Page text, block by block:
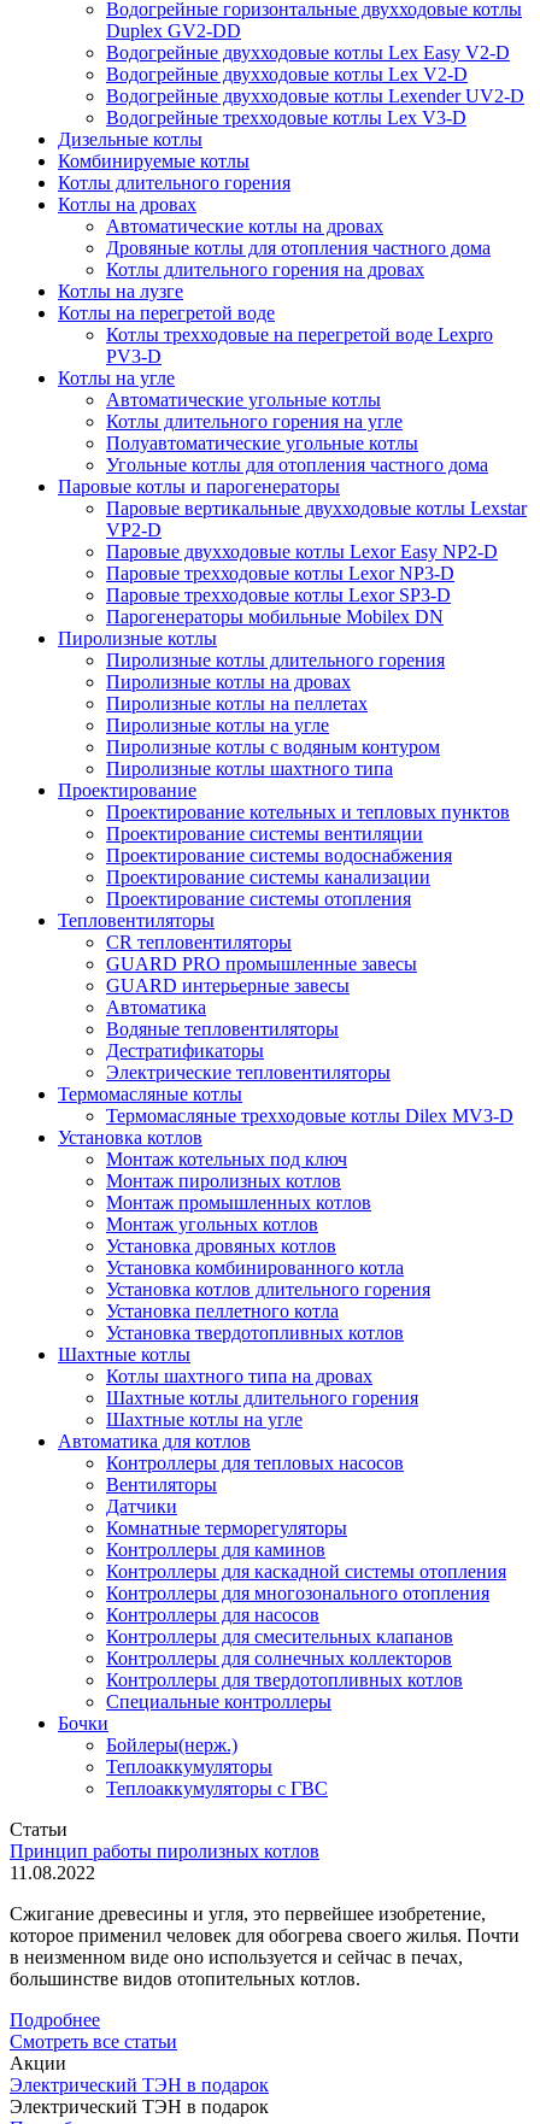
Водогрейные горизонтальные двухходовые котлы
Duplex GV2-DD
Водогрейные двухходовые котлы Lex Easy V2-D
Водогрейные двухходовые котлы Lex V2-D
Водогрейные двухходовые котлы Lexender UV2-D
Водогрейные трехходовые котлы Lex V3-D
Дизельные котлы
Комбинируемые котлы
Котлы длительного горения
Котлы на дровах
Автоматические котлы на дровах
Дровяные котлы для отопления частного дома
Котлы длительного горения на дровах
Котлы на лузге
Котлы на перегретой воде
Котлы трехходовые на перегретой воде Lexpro
PV3-D
Котлы на угле
Автоматические угольные котлы
Котлы длительного горения на угле
Полуавтоматические угольные котлы
Угольные котлы для отопления частного дома
Паровые котлы и парогенераторы
Паровые вертикальные двухходовые котлы Lexstar
VP2-D
Паровые двухходовые котлы Lexor Easy NP2-D
Паровые трехходовые котлы Lexor NP3-D
Паровые трехходовые котлы Lexor SP3-D
Парогенераторы мобильные Mobilex DN
Пиролизные котлы
Пиролизные котлы длительного горения
Пиролизные котлы на дровах
Пиролизные котлы на пеллетах
Пиролизные котлы на угле
Пиролизные котлы с водяным контуром
Пиролизные котлы шахтного типа
Проектирование
Проектирование котельных и тепловых пунктов
Проектирование системы вентиляции
Проектирование системы водоснабжения
Проектирование системы канализации
Проектирование системы отопления
Тепловентиляторы
CR тепловентиляторы
GUARD PRO промышленные завесы
GUARD интерьерные завесы
Автоматика
Водяные тепловентиляторы
Дестратификаторы
Электрические тепловентиляторы
Термомасляные котлы
Термомасляные трехходовые котлы Dilex MV3-D
Установка котлов
Монтаж котельных под ключ
Монтаж пиролизных котлов
Монтаж промышленных котлов
Монтаж угольных котлов
Установка дровяных котлов
Установка комбинированного котла
Установка котлов длительного горения
Установка пеллетного котла
Установка твердотопливных котлов
Шахтные котлы
Котлы шахтного типа на дровах
Шахтные котлы длительного горения
Шахтные котлы на угле
Автоматика для котлов
Контроллеры для тепловых насосов
Вентиляторы
Датчики
Комнатные терморегуляторы
Контроллеры для каминов
Контроллеры для каскадной системы отопления
Контроллеры для многозонального отопления
Контроллеры для насосов
Контроллеры для смесительных клапанов
Контроллеры для солнечных коллекторов
Контроллеры для твердотопливных котлов
Специальные контроллеры
Бочки
Бойлеры(нерж.)
Теплоаккумуляторы
Теплоаккумуляторы с ГВС
Статьи
Принцип работы пиролизных котлов
11.08.2022
Сжигание древесины и угля, это первейшее изобретение,
которое применил человек для обогрева своего жилья. Почти
в неизменном виде оно используется и сейчас в печах,
большинстве видов отопительных котлов.
Подробнее
Смотреть все статьи
Акции
Электрический ТЭН в подарок
Электрический ТЭН в подарок